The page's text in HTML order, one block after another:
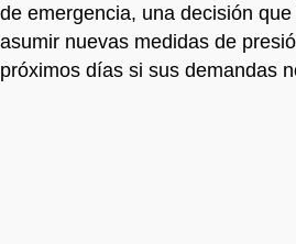
de emergencia, una decisión
asumir nuevas medidas de
próximos días si sus demandas